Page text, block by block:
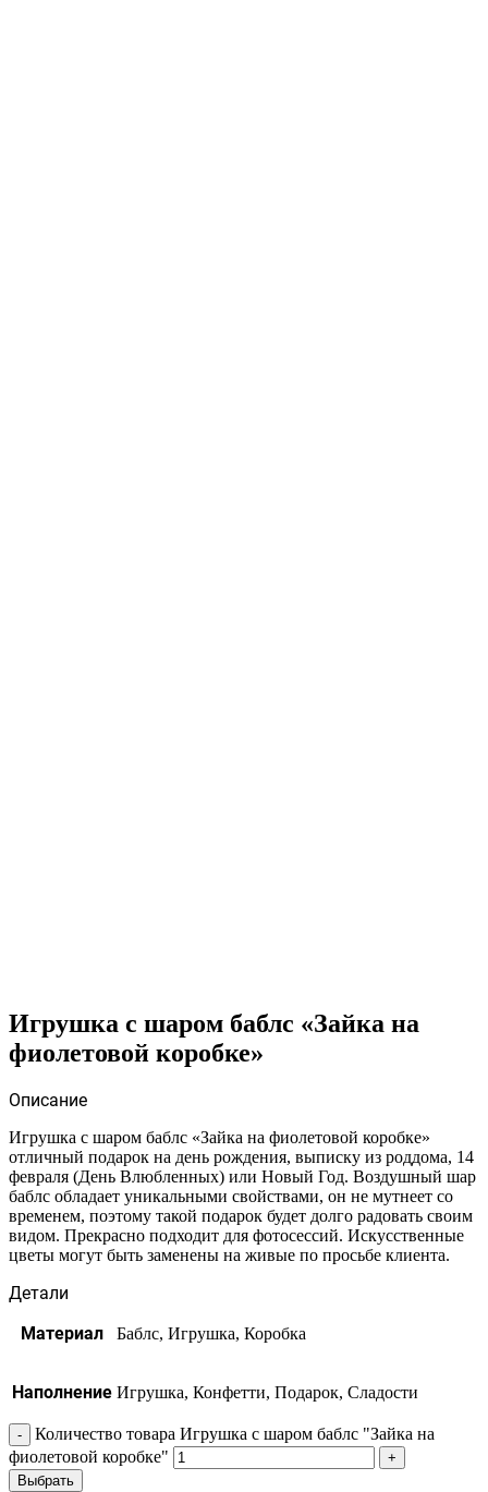
Игрушка с шаром баблс «Зайка на
фиолетовой коробке»
Описание
Игрушка с шаром баблс «Зайка на фиолетовой коробке»
отличный подарок на день рождения, выписку из роддома, 14
февраля (День Влюбленных) или Новый Год. Воздушный шар
баблс обладает уникальными свойствами, он не мутнеет со
временем, поэтому такой подарок будет долго радовать своим
видом. Прекрасно подходит для фотосессий. Искусственные
цветы могут быть заменены на живые по просьбе клиента.
Детали
Материал
Баблс, Игрушка, Коробка
Наполнение Игрушка, Конфетти, Подарок, Сладости
Количество товара Игрушка с шаром баблс "Зайка на
фиолетовой коробке"
Выбрать